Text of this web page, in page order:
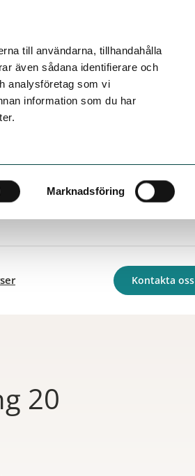
till användarna, tillhandahålla
även sådana identifierare och
analysföretag som vi
information som du har
Marknadsföring
Kontakta oss
20
Kontakta oss